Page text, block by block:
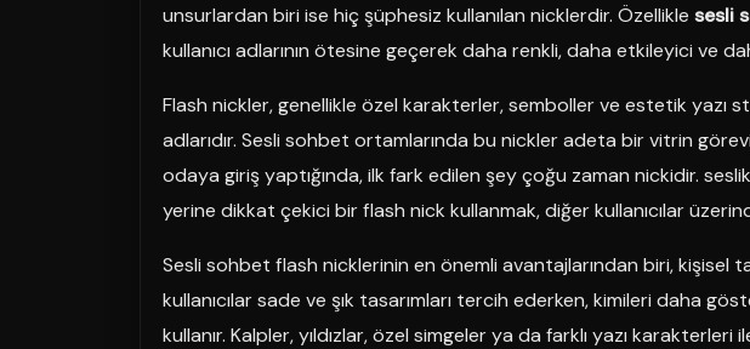
unsurlardan biri ise hiç şüphesiz kullanılan nicklerdir. Özellikle sesli
kullanıcı adlarının ötesine geçerek daha renkli, daha etkileyici ve
Flash nickler, genellikle özel karakterler, semboller ve estetik yazı
adlarıdır. Sesli sohbet ortamlarında bu nickler adeta bir vitrin
odaya giriş yaptığında, ilk fark edilen şey çoğu zaman nickidir.
yerine dikkat çekici bir flash nick kullanmak, diğer kullanıcılar
Sesli sohbet flash nicklerinin en önemli avantajlarından biri, kişisel
kullanıcılar sade ve şık tasarımları tercih ederken, kimileri daha
kullanır. Kalpler, yıldızlar, özel simgeler ya da farklı yazı